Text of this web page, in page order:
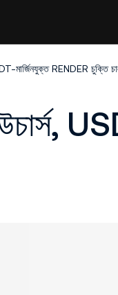
মার্জিনযুক্ত RENDER চুক্তি